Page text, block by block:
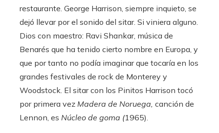
restaurante. George Harrison, siempre inquieto, se
dejó llevar por el sonido del sitar. Si viniera alguno.
Dios con maestro: Ravi Shankar, música de
Benarés que ha tenido cierto nombre en Europa, y
que por tanto no podía imaginar que tocaría en los
grandes festivales de rock de Monterey y
Woodstock. El sitar con los Pinitos Harrison tocó
por primera vez Madera de Noruega, canción de
Lennon, es Núcleo de goma (1965).